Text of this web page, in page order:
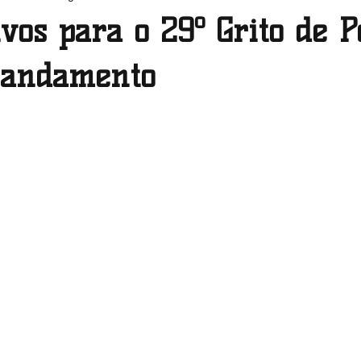
Pernambuco Piauí
para o 29º Grito de